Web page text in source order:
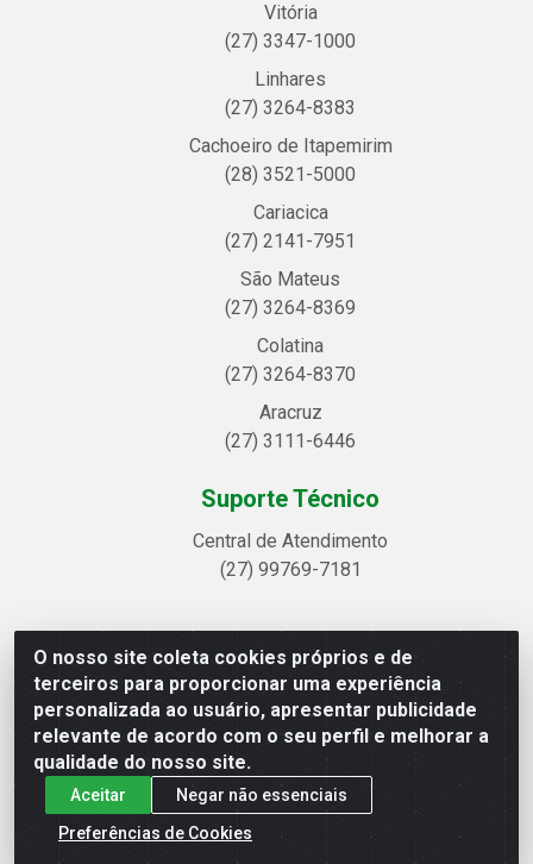
O nosso site coleta cookies próprios e de
terceiros para proporcionar uma experiência
personalizada ao usuário, apresentar publicidade
relevante de acordo com o seu perfil e melhorar a
qualidade do nosso site.
Aceitar
Negar não essenciais
Preferências de Cookies
Vitória
(27) 3347-1000
Linhares
(27) 3264-8383
Cachoeiro de Itapemirim
(28) 3521-5000
Cariacica
(27) 2141-7951
São Mateus
(27) 3264-8369
Colatina
(27) 3264-8370
Aracruz
(27) 3111-6446
Suporte Técnico
Central de Atendimento
(27) 99769-7181
Linhavix Distribuidora LTDA - Avenida Alegre, 2521 -
Quadra314 Lote 05 e 07 - Shell, Linhares/ES - CEP
29.901-605 - CNPJ 20.857.514/0001-75